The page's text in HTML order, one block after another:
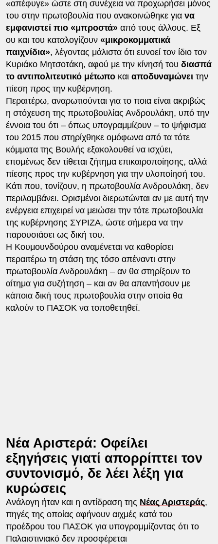
«απέφυγε» ώστε στη συνέχεια να προχωρήσει μόνος
του στην πρωτοβουλία που ανακοινώθηκε για να
εμφανιστεί πιο «μπροστά»από τους άλλους. Εξ
ου και του καταλογίζουν «μικροκομματικά
παιχνίδια», λέγοντας μάλιστα ότι ευνοεί τον ίδιο τον
Κυριάκο Μητσοτάκη, αφού με την κίνησή του διασπά
το αντιπολιτευτικό μέτωποκαι αποδυναμώνει την
πίεση προς την κυβέρνηση.
Περαιτέρω, αναρωτιούνται για το ποια είναι ακριβώς
η στόχευση της πρωτοβουλίας Ανδρουλάκη, υπό την
έννοια του ότι – όπως υπογραμμίζουν – το ψήφισμα
του 2015 που στηρίχθηκε ομόφωνα από τα τότε
κόμματα της Βουλής εξακολουθεί να ισχύει,
επομένως δεν τίθεται ζήτημα επικαιροποίησης, αλλά
πίεσης προς την κυβέρνηση για την υλοποίησή του.
Κάτι που, τονίζουν, η πρωτοβουλία Ανδρουλάκη, δεν
περιλαμβάνει. Ορισμένοι διερωτώνται αν με αυτή την
ενέργεια επιχειρεί να μειώσει την τότε πρωτοβουλία
της κυβέρνησης ΣΥΡΙΖΑ, ώστε σήμερα να την
παρουσιάσει ως δική του.
Η Κουμουνδούρου αναμένεται να καθορίσει
περαιτέρω τη στάση της τόσο απέναντι στην
πρωτοβουλία Ανδρουλάκη – αν θα στηρίξουν το
αίτημα για συζήτηση – και αν θα απαντήσουν με
κάποια δική τους πρωτοβουλία στην οποία θα
καλούν το ΠΑΣΟΚ να τοποθετηθεί.
Νέα Αριστερά: Οφείλει
εξηγήσεις γιατί απορρίπτει τον
συντονισμό, δε λέει λέξη για
κυρώσεις
Ανάλογη ήταν και η αντίδραση της Νέας Αριστεράς,
πηγές της οποίας αφήνουν αιχμές κατά του
προέδρου του ΠΑΣΟΚ για υπογραμμίζοντας ότι το
Παλαιστινιακό δεν προσφέρεται